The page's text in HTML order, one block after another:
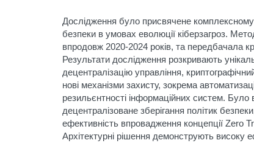
Дослідження було присвячене комплексному
безпеки в умовах еволюції кіберзагроз.
впродовж 2020-2024 років, та передбачала
Результати дослідження розкривають
децентралізацію управління,
нові механізми захисту, зокрема
резильєнтності інформаційних систем. Було
децентралізоване зберігання політик
ефективність впровадження концепції Zero
Архітектурні рішення демонструють високу